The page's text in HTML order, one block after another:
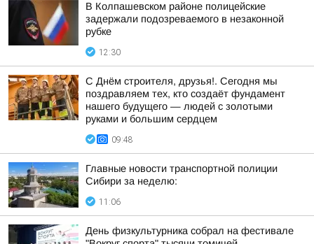
В Колпашевском районе полицейские
задержали подозреваемого в незаконной
рубке
12:30
С Днём строителя, друзья!. Сегодня мы
поздравляем тех, кто создаёт фундамент
нашего будущего — людей с золотыми
руками и большим сердцем
09:48
Главные новости транспортной полиции
Сибири за неделю:
11:06
День физкультурника собрал на фестивале